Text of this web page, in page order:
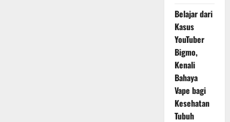
Belajar dari
Kasus
YouTuber
Bigmo,
Kenali
Bahaya
Vape bagi
Kesehatan
Tubuh